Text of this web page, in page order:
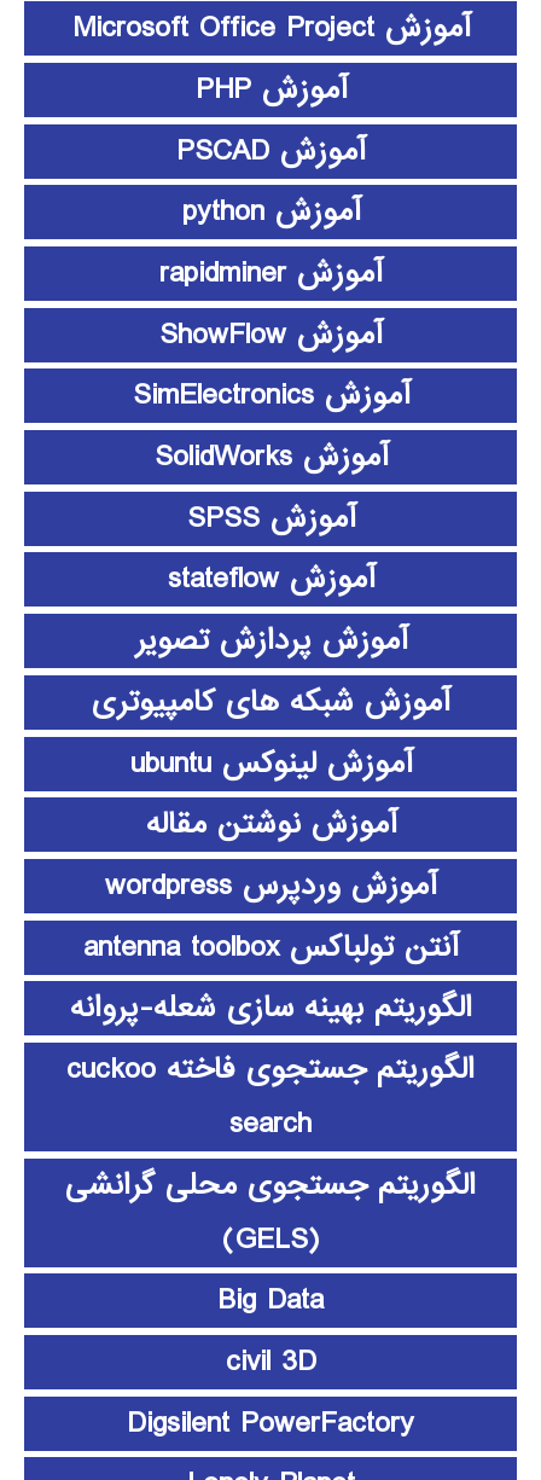
آموزش Microsoft Office Project
آموزش PHP
آموزش PSCAD
آموزش python
آموزش rapidminer
آموزش ShowFlow
آموزش SimElectronics
آموزش SolidWorks
آموزش SPSS
آموزش stateflow
آموزش پردازش تصویر
آموزش شبکه های کامپیوتری
آموزش لینوکس ubuntu
آموزش نوشتن مقاله
آموزش وردپرس wordpress
آنتن تولباکس antenna toolbox
الگوریتم بهینه سازی شعله-پروانه
الگوریتم جستجوی فاخته cuckoo
search
الگوریتم جستجوی محلی گرانشی
(GELS)
Big Data
civil 3D
Digsilent PowerFactory